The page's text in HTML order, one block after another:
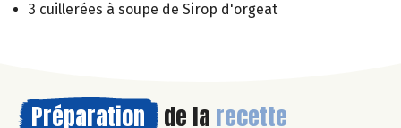
3 cuillerées à soupe de Sirop d'orgeat
Préparation de la recette